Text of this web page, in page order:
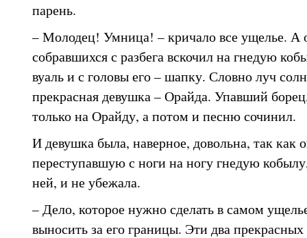
парень.
– Молодец! Умница! – кричало все ущелье. А
собравшихся с разбега вскочил на гнедую
вуаль и с головы его – шапку. Словно луч
прекрасная девушка – Орайда. Упавший
только на Орайду, а потом и песню сочинил.
И девушка была, наверное, довольна, так как
переступавшую с ноги на ногу гнедую
ней, и не убежала.
– Дело, которое нужно сделать в самом
выносить за его границы. Эти два прекрасных